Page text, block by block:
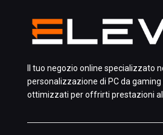
Il tuo negozio online specializzato
personalizzazione di PC da
ottimizzati per offrirti prestazioni al